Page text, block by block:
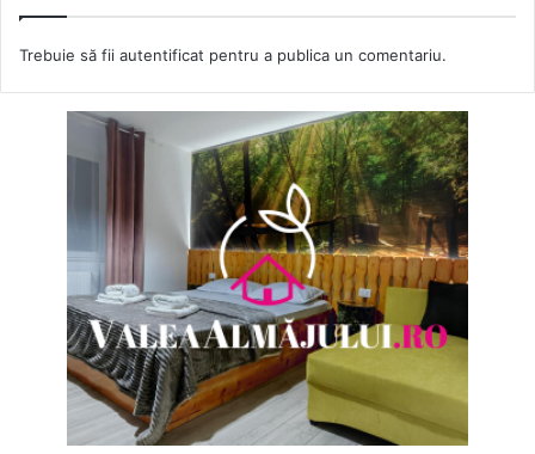
Trebuie să fii autentificat pentru a publica un comentariu.